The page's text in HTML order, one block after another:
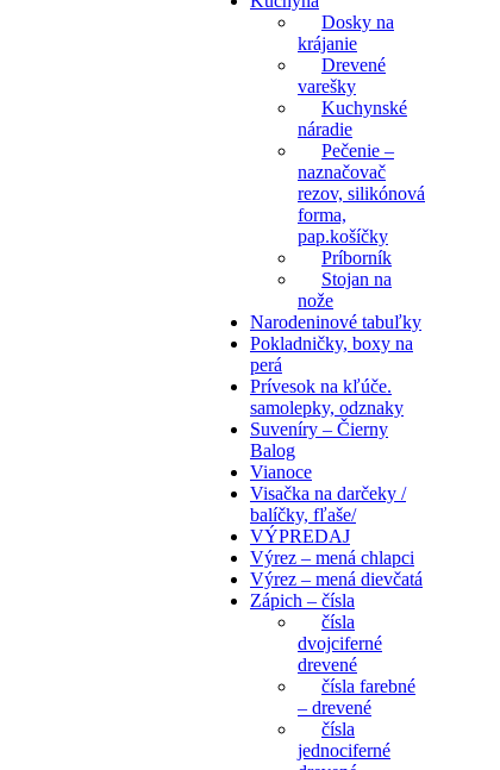
Dosky na
krájanie
Drevené
varešky
Kuchynské
náradie
Pečenie –
naznačovač
rezov, silikónová
forma,
pap.košíčky
Príborník
Stojan na
nože
Narodeninové tabuľky
Pokladničky, boxy na
perá
Prívesok na kľúče.
samolepky, odznaky
Suveníry – Čierny
Balog
Vianoce
Visačka na darčeky /
balíčky, fľaše/
VÝPREDAJ
Výrez – mená chlapci
Výrez – mená dievčatá
Zápich – čísla
čísla
dvojciferné
drevené
čísla farebné
– drevené
čísla
jednociferné
Rozmer: D 7 x o,4 x V 3,2 cm